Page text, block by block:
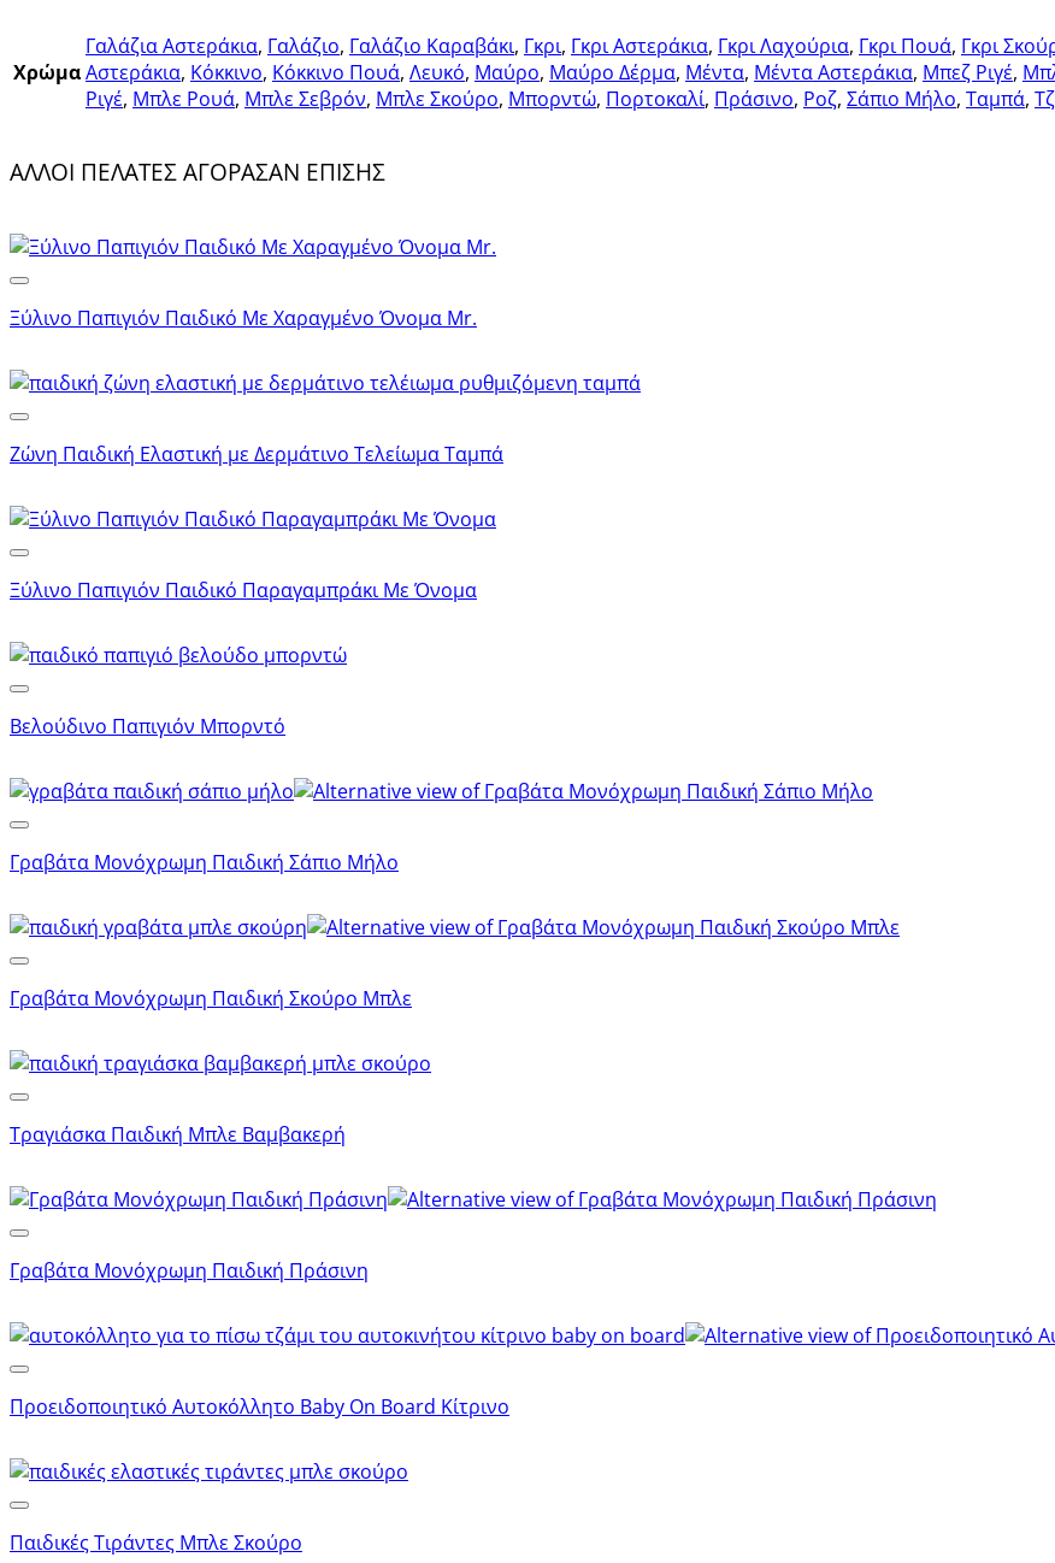
Χρώμα
Γαλάζια Αστεράκια, Γαλάζιο, Γαλάζιο Καραβάκι, Γκρι, Γκρι Αστεράκια, Γκρι Λαχούρια, Γκρι Πουά, Γκρι
Αστεράκια, Κόκκινο, Κόκκινο Πουά, Λευκό, Μαύρο, Μαύρο Δέρμα, Μέντα, Μέντα Αστεράκια, Μπεζ Ριγέ,
Ριγέ, Μπλε Ρουά, Μπλε Σεβρόν, Μπλε Σκούρο, Μπορντώ, Πορτοκαλί, Πράσινο, Ροζ, Σάπιο Μήλο, Ταμπά,
ΑΛΛΟΙ ΠΕΛΑΤΕΣ ΑΓΟΡΑΣΑΝ ΕΠΙΣΗΣ
Ξύλινο Παπιγιόν Παιδικό Με Χαραγμένο Όνομα Mr.
Ζώνη Παιδική Ελαστική με Δερμάτινο Τελείωμα Ταμπά
Ξύλινο Παπιγιόν Παιδικό Παραγαμπράκι Με Όνομα
Βελούδινο Παπιγιόν Μπορντό
Γραβάτα Μονόχρωμη Παιδική Σάπιο Μήλο
Γραβάτα Μονόχρωμη Παιδική Σκούρο Μπλε
Τραγιάσκα Παιδική Μπλε Βαμβακερή
Γραβάτα Μονόχρωμη Παιδική Πράσινη
Προειδοποιητικό Αυτοκόλλητο Baby On Board Κίτρινο
Παιδικές Τιράντες Μπλε Σκούρο